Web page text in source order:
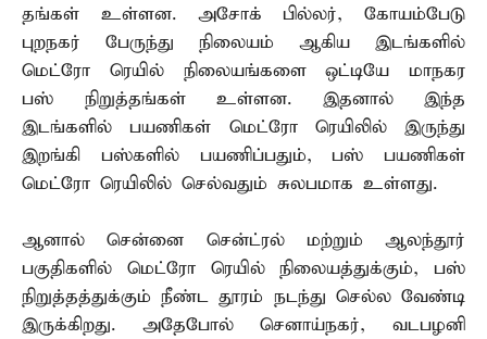
தங்கள் உள்ளன. அசோக் பில்லர், கோயம்பேடு
புறநகர் பேருந்து நிலையம் ஆகிய இடங்களில்
மெட்ரோ ரெயில் நிலையங்களை ஒட்டியே மாநகர
பஸ் நிறுத்தங்கள் உள்ளன. இதனால் இந்த
இடங்களில் பயணிகள் மெட்ரோ ரெயிலில் இருந்து
இறங்கி பஸ்களில் பயணிப்பதும், பஸ் பயணிகள்
மெட்ரோ ரெயிலில் செல்வதும் சுலபமாக உள்ளது.
ஆனால் சென்னை சென்ட்ரல் மற்றும் ஆலந்தூர்
பகுதிகளில் மெட்ரோ ரெயில் நிலையத்துக்கும், பஸ்
நிறுத்தத்துக்கும் நீண்ட தூரம் நடந்து செல்ல வேண்டி
இருக்கிறது. அதேபோல் செனாய்நகர், வடபழனி